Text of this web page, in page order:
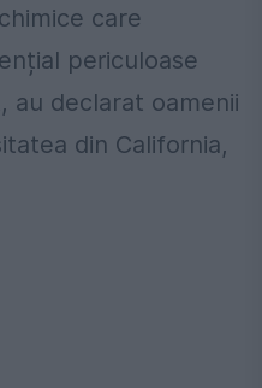
care
periculoase
au declarat oamenii
din California,